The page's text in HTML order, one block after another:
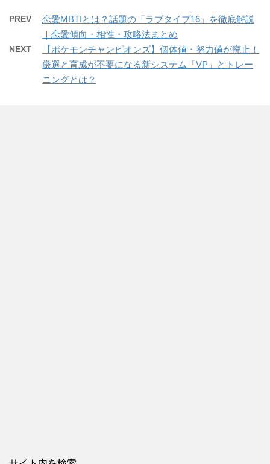
PREV
恋愛MBTIとは？話題の「ラブタイプ16」を徹底解説
｜恋愛傾向・相性・攻略法まとめ
NEXT
【ポケモンチャンピオンズ】個体値・努力値が廃止！
厳選と育成が不要になる新システム「VP」とトレー
ニングとは？